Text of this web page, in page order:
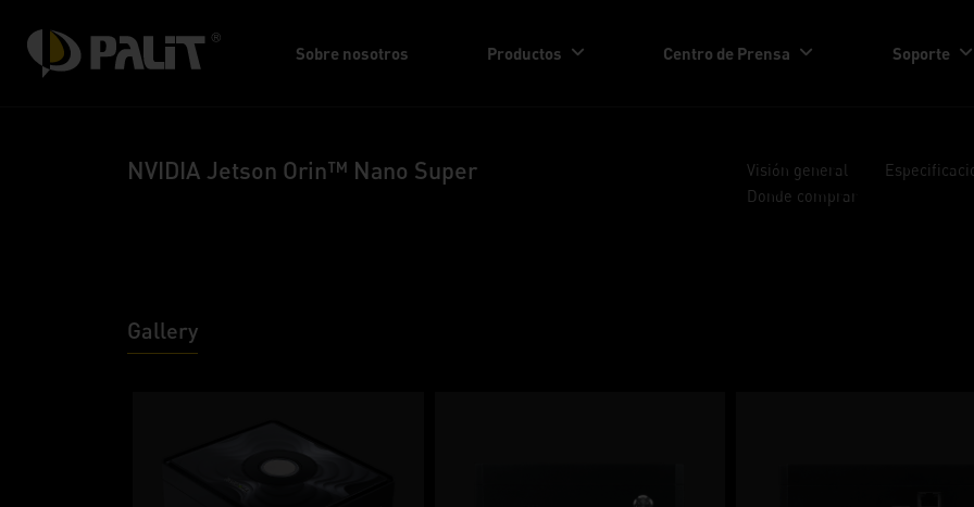
Sobre nosotros Productos Centro de Prensa Soporte
NVIDIA Jetson Orin™ Nano Super Visión general
Donde comprar
Gallery